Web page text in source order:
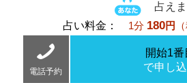
占え
占い料金： 1分 180円
電話予約
開始1番
で申し